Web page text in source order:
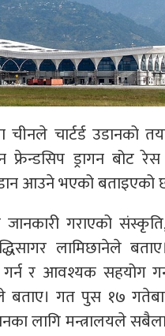
चीनले चार्टर्ड उडानको
ड्रागन बोट
आउने भएको बताइएको
जानकारी गराएको
लामिछानेले
र आवश्यक सहयोग
बताए। गत पुस १७
लागि मन्त्रालयले